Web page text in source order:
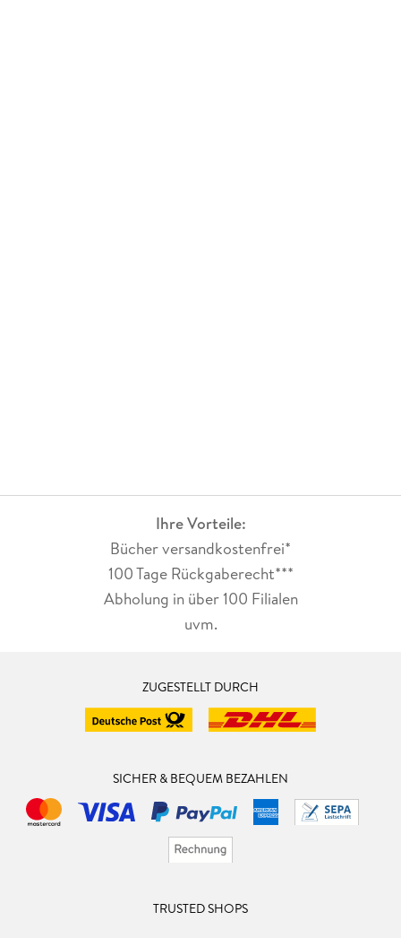
Ihre Vorteile:
Bücher versandkostenfrei*
100 Tage Rückgaberecht***
Abholung in über 100 Filialen
uvm.
ZUGESTELLT DURCH
SICHER & BEQUEM BEZAHLEN
TRUSTED SHOPS